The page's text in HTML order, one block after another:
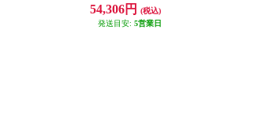
54,306円
(税込)
発送目安: 5営業日